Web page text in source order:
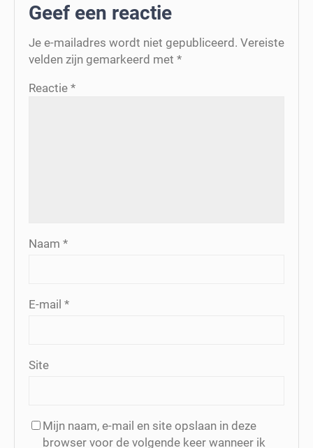
Geef een reactie
Je e-mailadres wordt niet gepubliceerd. Vereiste
velden zijn gemarkeerd met *
Reactie *
Naam *
E-mail *
Site
Mijn naam, e-mail en site opslaan in deze
browser voor de volgende keer wanneer ik